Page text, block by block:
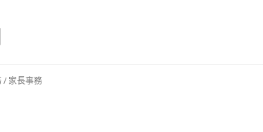
/ 家長事務